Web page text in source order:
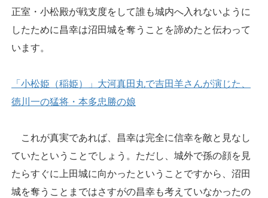
正室・小松殿が戦支度をして誰も城内へ入れないように
したために昌幸は沼田城を奪うことを諦めたと伝わって
います。
「小松姫（稲姫）」大河真田丸で吉田羊さんが演じた、
徳川一の猛将・本多忠勝の娘
これが真実であれば、昌幸は完全に信幸を敵と見なし
ていたということでしょう。ただし、城外で孫の顔を見
たらすぐに上田城に向かったということですから、沼田
城を奪うことまではさすがの昌幸も考えていなかったの